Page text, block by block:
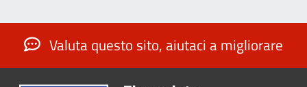
Valuta questo sito, aiutaci a migliorare